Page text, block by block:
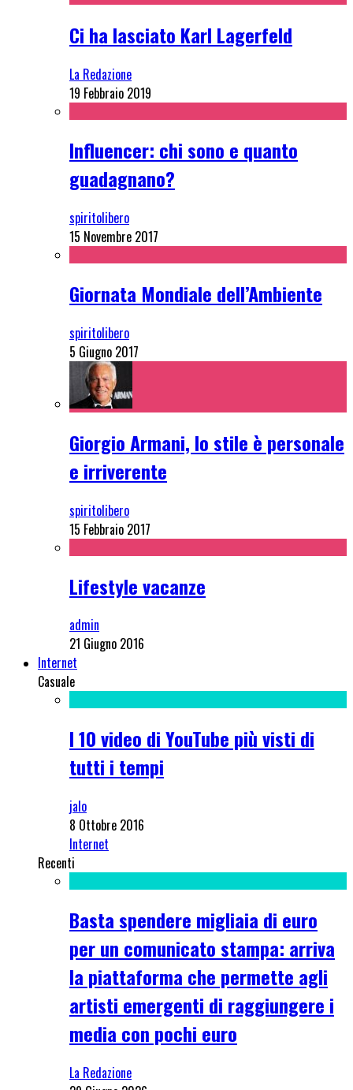
Ci ha lasciato Karl Lagerfeld
La Redazione
19 Febbraio 2019
Influencer: chi sono e quanto
guadagnano?
spiritolibero
15 Novembre 2017
Giornata Mondiale dell’Ambiente
spiritolibero
5 Giugno 2017
Giorgio Armani, lo stile è personale
e irriverente
spiritolibero
15 Febbraio 2017
Lifestyle vacanze
admin
21 Giugno 2016
Internet
Casuale
I 10 video di YouTube più visti di
tutti i tempi
jalo
8 Ottobre 2016
Internet
Recenti
Basta spendere migliaia di euro
per un comunicato stampa: arriva
la piattaforma che permette agli
artisti emergenti di raggiungere i
media con pochi euro
La Redazione